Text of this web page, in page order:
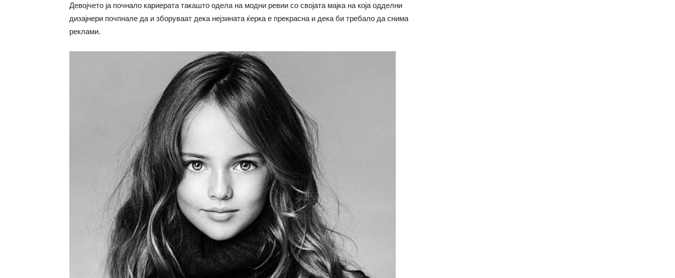
Девојчето ја почнало кариерата такашто одела на модни ревии со својата мајка на која одделни
дизајнери почпнале да и зборуваат дека нејзината ќерка е прекрасна и дека би требало да снима
реклами.